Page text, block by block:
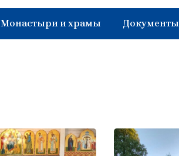
Монастыри и храмы Документы